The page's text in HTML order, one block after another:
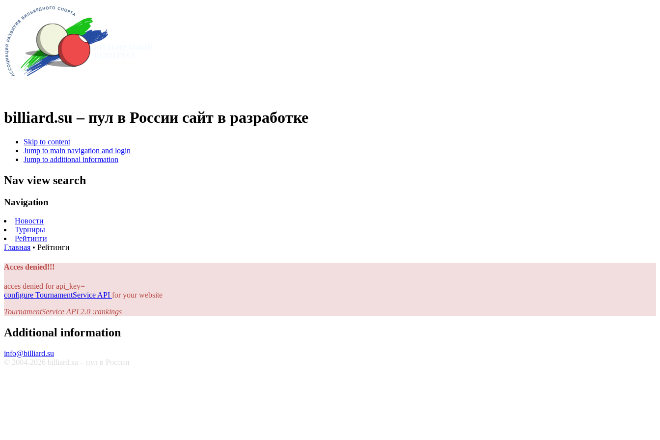
billiard.su – пул в России сайт в разработке
Skip to content
Jump to main navigation and login
Jump to additional information
Nav view search
Navigation
Новости
Турниры
Рейтинги
Главная • Рейтинги
Acces denied!!!
acces denied for api_key=
configure TournamentService API for your website
TournamentService API 2.0 :rankings
Additional information
info@billiard.su
© 2004-2026 billiard.su – пул в России